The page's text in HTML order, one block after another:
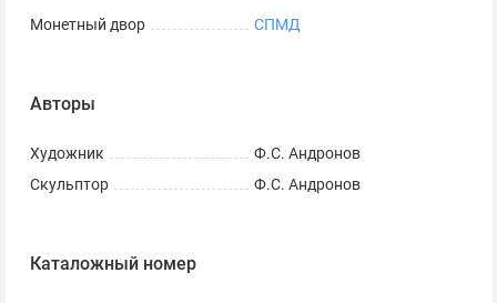
Монетный двор СПМД
Авторы
Художник
Ф.С. Андронов
Скульптор
Ф.С. Андронов
Каталожный номер